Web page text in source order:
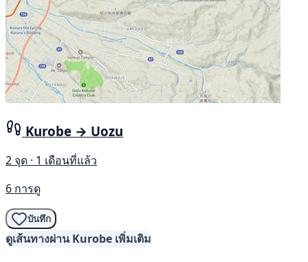
Kurobe → Uozu
2 จุด · 1 เดือนที่แล้ว
6 การดู
บันทึก
ดูเส้นทางผ่าน Kurobe เพิ่มเติม